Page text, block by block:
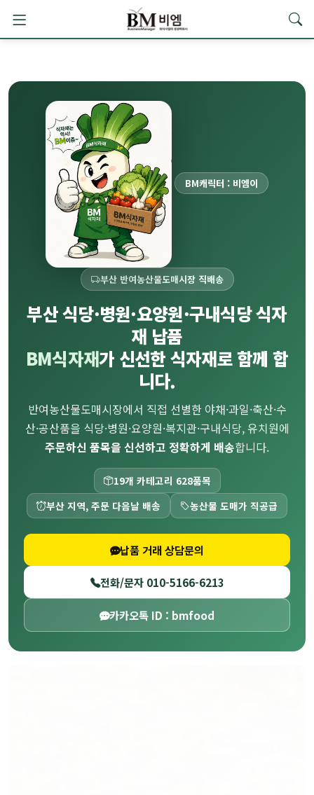
부산 반여농산물도매시장 직배송
부산 식당·병원·요양원·구내식당 식자
재 납품
BM식자재가 신선한 식자재로 함께 합
니다.
반여농산물도매시장에서 직접 선별한 야채·과일·축산·수
산·공산품을 식당·병원·요양원·복지관·구내식당, 유치원에
주문하신 품목을 신선하고 정확하게 배송합니다.
19개 카테고리 628품목
부산 지역, 주문 다음날 배송
농산물 도매가 직공급
납품 거래 상담문의
전화/문자 010-5166-6213
카카오톡 ID : bmfood
BM캐릭터 : 비엠이